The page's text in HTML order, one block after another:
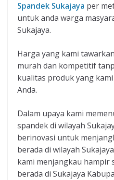
Spandek Sukajaya per
untuk anda warga
Sukajaya.
Harga yang kami
murah dan kompetitif
kualitas produk yang
Anda.
Dalam upaya kami
spandek di wilayah
berinovasi untuk
berada di wilayah
kami menjangkau hampir
berada di Sukajaya